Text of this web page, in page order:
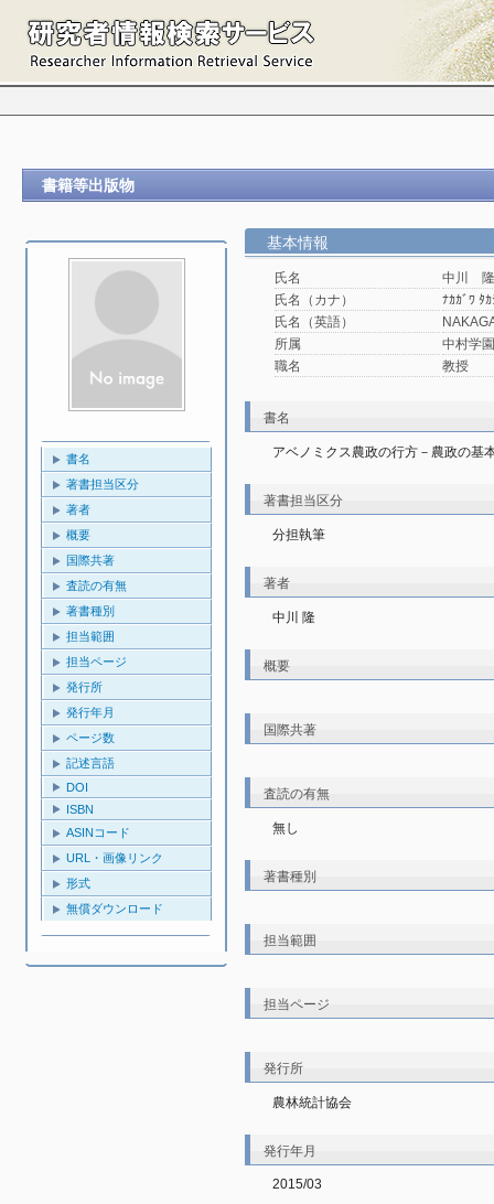
書籍等出版物
書名
著書担当区分
著者
概要
国際共著
査読の有無
著書種別
担当範囲
担当ページ
発行所
発行年月
ページ数
記述言語
DOI
ISBN
ASINコード
URL・画像リンク
形式
無償ダウンロード
基本情報
氏名
中川 隆
氏名（カナ）
ﾅｶｶﾞﾜ ﾀｶ
氏名（英語）
所属
中村学
職名
教授
書名
アベノミクス農政の行方－農政の基
著書担当区分
分担執筆
著者
中川 隆
概要
国際共著
査読の有無
無し
著書種別
担当範囲
担当ページ
発行所
農林統計協会
発行年月
2015/03